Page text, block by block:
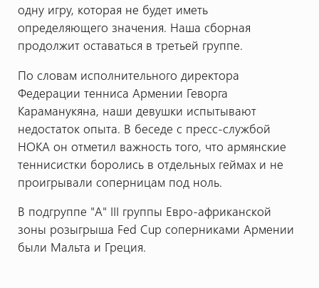
одну игру, которая не будет иметь
определяющего значения. Наша сборная
продолжит оставаться в третьей группе.
По словам исполнительного директора
Федерации тенниса Армении Геворга
Караманукяна, наши девушки испытывают
недостаток опыта. В беседе с пресс-службой
НОКА он отметил важность того, что армянские
теннисистки боролись в отдельных геймах и не
проигрывали соперницам под ноль.
В подгруппе "А" III группы Евро-африканской
зоны розыгрыша Fed Cup соперниками Армении
были Мальта и Греция.